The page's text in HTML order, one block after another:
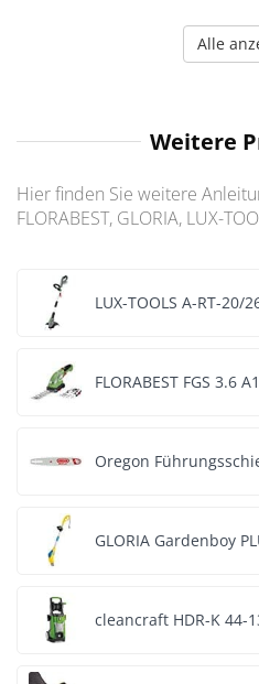
Alle
Weitere
Hier finden Sie weitere
FLORABEST, GLORIA, LUX-
LUX-TOOLS A-RT-
FLORABEST FGS 3.6
Oregon
GLORIA Gardenboy
cleancraft HDR-K 44-